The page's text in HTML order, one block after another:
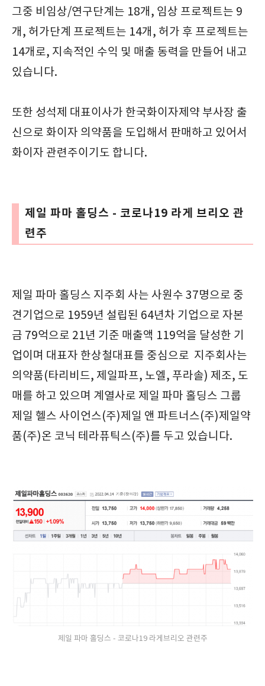
그중 비임상/연구단계는 18개, 임상 프로젝트는 9
개, 허가단계 프로젝트는 14개, 허가 후 프로젝트는
14개로, 지속적인 수익 및 매출 동력을 만들어 내고
있습니다.
또한 성석제 대표이사가 한국화이자제약 부사장 출
신으로 화이자 의약품을 도입해서 판매하고 있어서
화이자 관련주이기도 합니다.
제일 파마 홀딩스 - 코로나19 라게 브리오 관
련주
제일 파마 홀딩스 지주회 사는 사원수 37명으로 중
견기업으로 1959년 설립된 64년차 기업으로 자본
금 79억으로 21년 기준 매출액 119억을 달성한 기
업이며 대표자 한상철대표를 중심으로 지주회사는
의약품(타리비드, 제일파프, 노엘, 푸라솔) 제조, 도
매를 하고 있으며 계열사로 제일 파마 홀딩스 그룹
제일 헬스 사이언스(주)제일 앤 파트너스(주)제일약
품(주)온 코닉 테라퓨틱스(주)를 두고 있습니다.
제일 파마 홀딩스 - 코로나19 라게브리오 관련주